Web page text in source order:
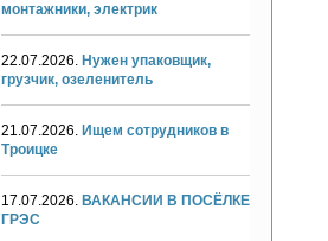
монтажники, электрик
22.07.2026. Нужен упаковщик,
грузчик, озеленитель
21.07.2026. Ищем сотрудников в
Троицке
17.07.2026. ВАКАНСИИ В ПОСЁЛКЕ
ГРЭС